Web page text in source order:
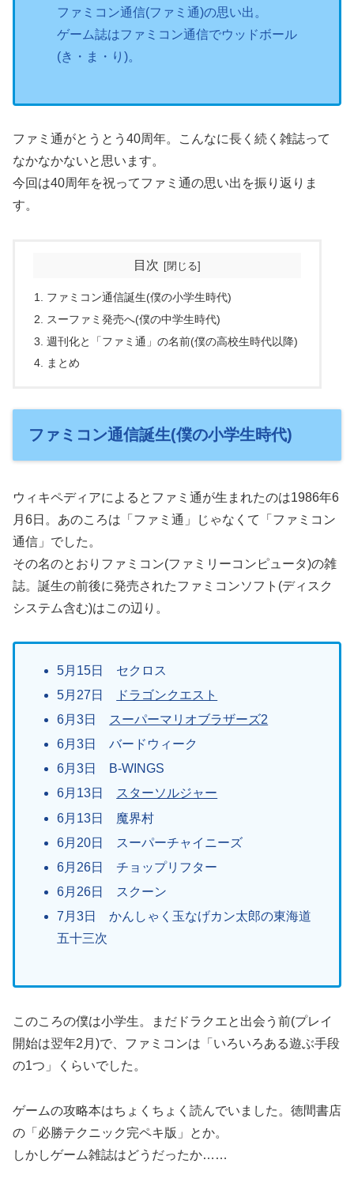
ファミコン通信(ファミ通)の思い出。
ゲーム誌はファミコン通信でウッドボール
(き・ま・り)。
ファミ通がとうとう40周年。こんなに長く続く雑誌って
なかなかないと思います。
今回は40周年を祝ってファミ通の思い出を振り返りま
す。
目次
ファミコン通信誕生(僕の小学生時代)
スーファミ発売へ(僕の中学生時代)
週刊化と「ファミ通」の名前(僕の高校生時代以降)
まとめ
ファミコン通信誕生(僕の小学生時代)
ウィキペディアによるとファミ通が生まれたのは1986年6
月6日。あのころは「ファミ通」じゃなくて「ファミコン
通信」でした。
その名のとおりファミコン(ファミリーコンピュータ)の雑
誌。誕生の前後に発売されたファミコンソフト(ディスク
システム含む)はこの辺り。
5月15日 セクロス
5月27日
ドラゴンクエスト
6月3日
スーパーマリオブラザーズ2
6月3日 バードウィーク
6月3日 B-WINGS
6月13日 スターソルジャー
6月13日 魔界村
6月20日 スーパーチャイニーズ
6月26日 チョップリフター
6月26日 スクーン
7月3日 かんしゃく玉なげカン太郎の東海道
五十三次
このころの僕は小学生。まだドラクエと出会う前(プレイ
開始は翌年2月)で、ファミコンは「いろいろある遊ぶ手段
の1つ」くらいでした。
ゲームの攻略本はちょくちょく読んでいました。徳間書店
の「必勝テクニック完ペキ版」とか。
しかしゲーム雑誌はどうだったか……